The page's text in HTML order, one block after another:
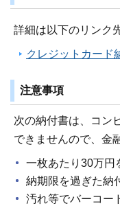
詳細は以下のリンク
クレジットカード
注意事項
次の納付書は、コン
できませんので、金
一枚あたり30万円
納期限を過ぎた納
汚れ等でバーコー